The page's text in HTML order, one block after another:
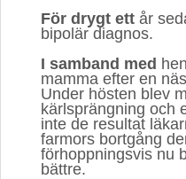
För drygt ett år
bipolär diagnos.
I samband med
mamma efter en
Under hösten blev
kärlsprängning och
inte de resultat
farmors bortgång
förhoppningsvis nu
bättre.